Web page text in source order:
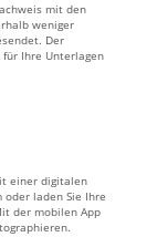
mit den
weniger
Der
Ihre Unterlagen
einer digitalen
oder laden Sie Ihre
der mobilen App